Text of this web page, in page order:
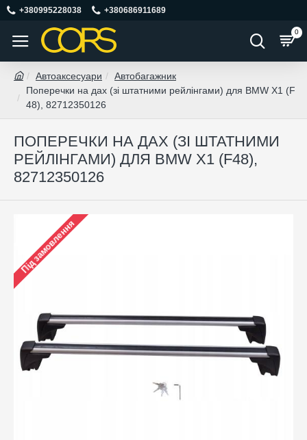
+380995228038 +380686911689
0
Автоаксесуари
Автобагажник
Поперечки на дах (зі штатними рейлінгами) для BMW X1 (F
48), 82712350126
ПОПЕРЕЧКИ НА ДАХ (ЗІ ШТАТНИМИ
РЕЙЛІНГАМИ) ДЛЯ BMW X1 (F48),
82712350126
Під замовлення